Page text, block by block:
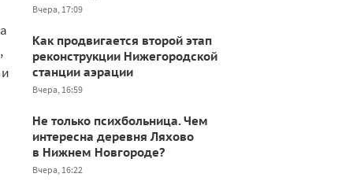
Вчера, 17:09
Как продвигается второй этап
реконструкции Нижегородской
станции аэрации
Вчера, 16:59
Не только психбольница. Чем
интересна деревня Ляхово
в Нижнем Новгороде?
Вчера, 16:22